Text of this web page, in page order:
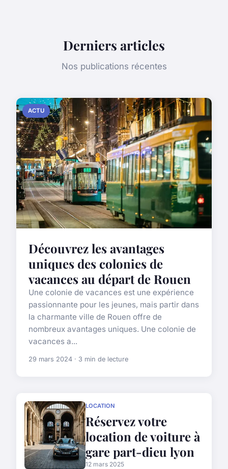
Derniers articles
Nos publications récentes
ACTU
Découvrez les avantages
uniques des colonies de
vacances au départ de Rouen
Une colonie de vacances est une expérience
passionnante pour les jeunes, mais partir dans
la charmante ville de Rouen offre de
nombreux avantages uniques. Une colonie de
vacances a...
29 mars 2024 · 3 min de lecture
LOCATION
Réservez votre
location de voiture à
gare part-dieu lyon
12 mars 2025